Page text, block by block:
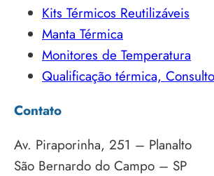
Kits Térmicos Reutilizáveis
Manta Térmica
Monitores de Temperatura
Qualificação térmica,
Contato
Av. Piraporinha, 251 – Planalto
São Bernardo do Campo – SP